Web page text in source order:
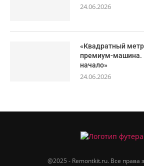
24.06.2026
«Квадратный метр
премиум-машина.
начало»
24.06.2026
@2025 - Remontkit.ru. Все